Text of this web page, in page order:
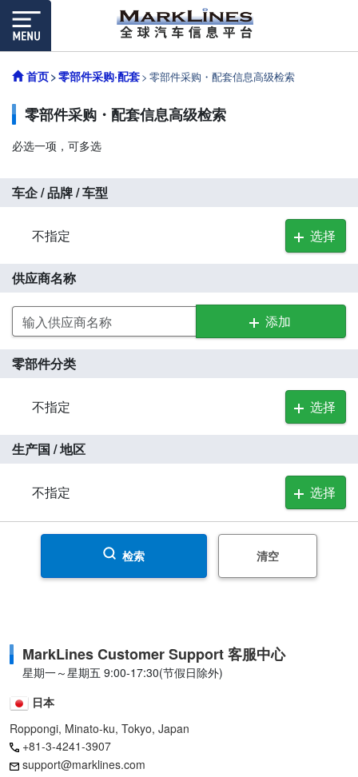
首页 零部件采购·配套 零部件采购・配套信息高级检索
零部件采购・配套信息高级检索
必选一项，可多选
车企 / 品牌 / 车型
选择
不指定
供应商名称
添加
零部件分类
选择
不指定
生产国 / 地区
选择
不指定
检索 清空
MarkLines Customer Support 客服中心
星期一～星期五 9:00-17:30(节假日除外)
日本
Roppongi, Minato-ku, Tokyo, Japan
+81-3-4241-3907
support@marklines.com